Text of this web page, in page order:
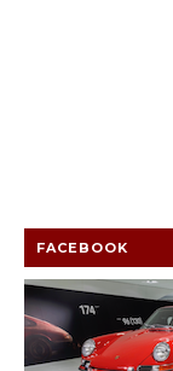
FACEBOOK